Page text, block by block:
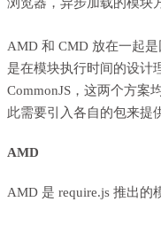
浏览器，异步加载的模块
AMD 和 CMD 放在一起
是在模块执行时间的设计
CommonJS，这两个方案
此需要引入各自的包来提
AMD
AMD 是 require.js 推出的